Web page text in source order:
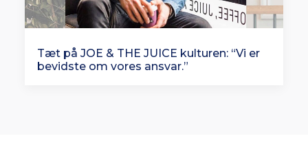
Tæt på JOE & THE JUICE kulturen: “Vi er
bevidste om vores ansvar.”